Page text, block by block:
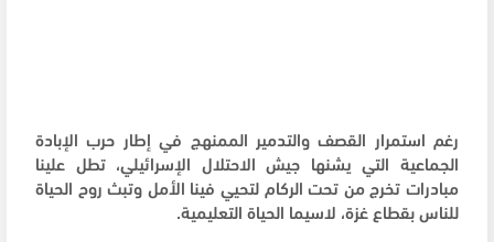
رغم استمرار القصف والتدمير الممنهج في إطار حرب الإبادة
الجماعية التي يشنها جيش الاحتلال الإسرائيلي، تطل علينا
مبادرات تخرج من تحت الركام لتحيي فينا الأمل وتبث روح الحياة
للناس بقطاع غزة، لاسيما الحياة التعليمية.